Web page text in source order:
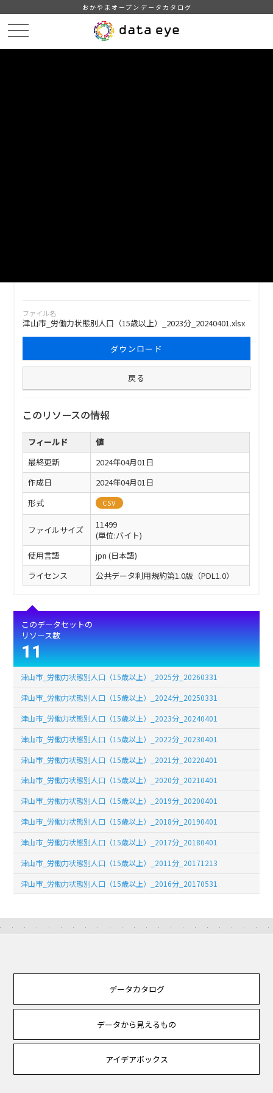
おかやまオープンデータカタログ
ファイル名
津山市_労働力状態別人口（15歳以上）_2023分_20240401.xlsx
ダウンロード
戻る
このリソースの情報
フィールド
値
最終更新
2024年04月01日
作成日
2024年04月01日
形式
CSV
ファイルサイズ
11499
(単位:バイト)
使用言語
jpn (日本語)
ライセンス
公共データ利用規約第1.0版（PDL1.0）
このデータセットの
リソース数
11
津山市_労働力状態別人口（15歳以上）_2025分_20260331
津山市_労働力状態別人口（15歳以上）_2024分_20250331
津山市_労働力状態別人口（15歳以上）_2023分_20240401
津山市_労働力状態別人口（15歳以上）_2022分_20230401
津山市_労働力状態別人口（15歳以上）_2021分_20220401
津山市_労働力状態別人口（15歳以上）_2020分_20210401
津山市_労働力状態別人口（15歳以上）_2019分_20200401
津山市_労働力状態別人口（15歳以上）_2018分_20190401
津山市_労働力状態別人口（15歳以上）_2017分_20180401
津山市_労働力状態別人口（15歳以上）_2011分_20171213
津山市_労働力状態別人口（15歳以上）_2016分_20170531
データカタログ
データから見えるもの
アイデアボックス